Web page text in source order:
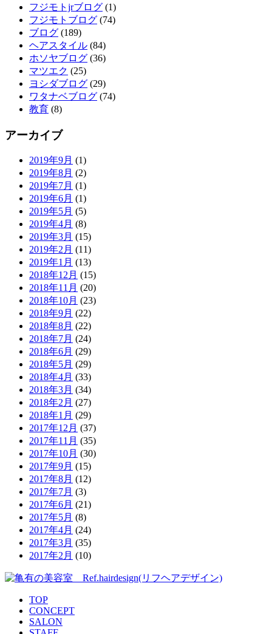
フジモトjrブログ (1)
フジモトブログ (74)
ブログ (189)
ヘアスタイル (84)
ホソヤブログ (36)
マツエク (25)
ヨシダブログ (29)
ワタナベブログ (74)
教育 (8)
アーカイブ
2019年9月 (1)
2019年8月 (2)
2019年7月 (1)
2019年6月 (1)
2019年5月 (5)
2019年4月 (8)
2019年3月 (15)
2019年2月 (11)
2019年1月 (13)
2018年12月 (15)
2018年11月 (20)
2018年10月 (23)
2018年9月 (22)
2018年8月 (22)
2018年7月 (24)
2018年6月 (29)
2018年5月 (29)
2018年4月 (33)
2018年3月 (34)
2018年2月 (27)
2018年1月 (29)
2017年12月 (37)
2017年11月 (35)
2017年10月 (30)
2017年9月 (15)
2017年8月 (12)
2017年7月 (3)
2017年6月 (21)
2017年5月 (8)
2017年4月 (24)
2017年3月 (35)
2017年2月 (10)
TOP
CONCEPT
SALON